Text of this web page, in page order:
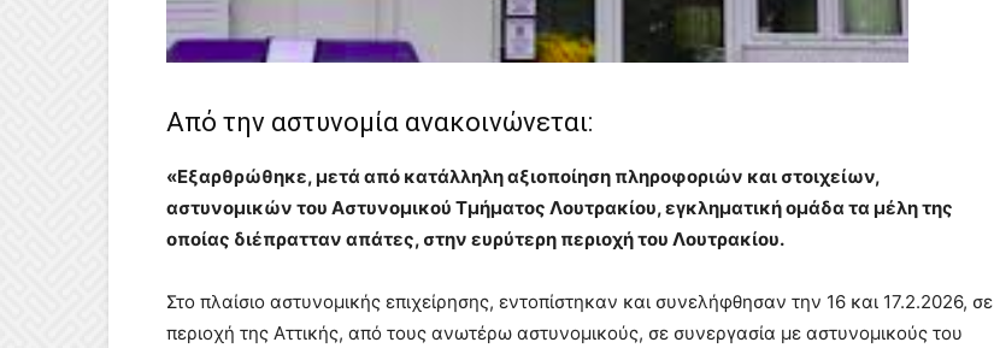
Από την αστυνομία ανακοινώνεται:
«Εξαρθρώθηκε, μετά από κατάλληλη αξιοποίηση πληροφοριών και στοιχείων,
αστυνομικών του Αστυνομικού Τμήματος Λουτρακίου, εγκληματική ομάδα τα μέλη της
οποίας διέπρατταν απάτες, στην ευρύτερη περιοχή του Λουτρακίου.
Στο πλαίσιο αστυνομικής επιχείρησης, εντοπίστηκαν και συνελήφθησαν την 16 και 17.2.2026, σε
περιοχή της Αττικής, από τους ανωτέρω αστυνομικούς, σε συνεργασία με αστυνομικούς του